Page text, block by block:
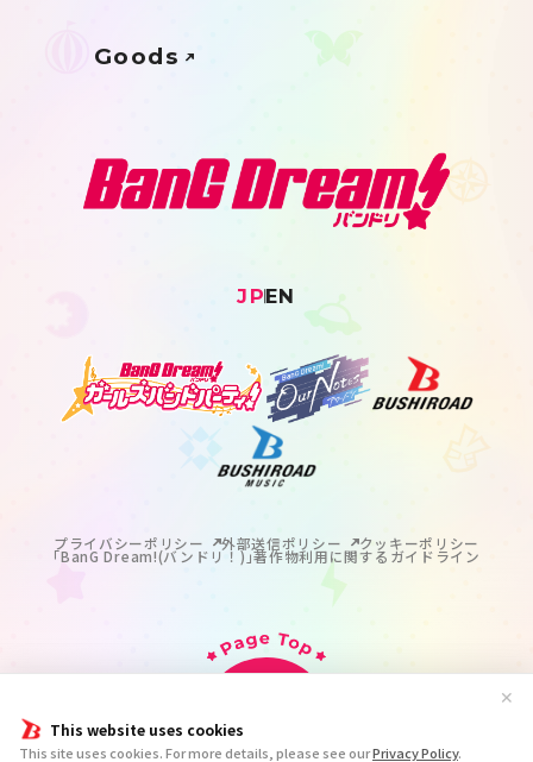
This website uses cookies
This site uses cookies. For more details, please see ourPrivacy Policy.
✕
Goods
JPEN
プライバシーポリシー 外部送信ポリシー クッキーポリシー
｢BanG Dream!(バンドリ！)｣著作物利用に関するガイドライン
掲載の記事・写真・イラスト等のすべてのコンテンツの